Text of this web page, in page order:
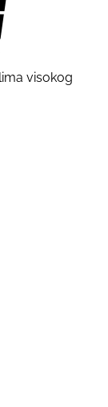
visokog